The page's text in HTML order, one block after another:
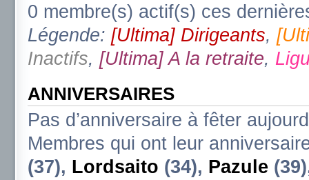
0 membre(s) actif(s) ces
Légende: [Ultima] Dirigeants,
Inactifs, [Ultima] A la retraite,
ANNIVERSAIRES
Pas d’anniversaire à fêter
Membres qui ont leur
(37), Lordsaito (34), Pazule